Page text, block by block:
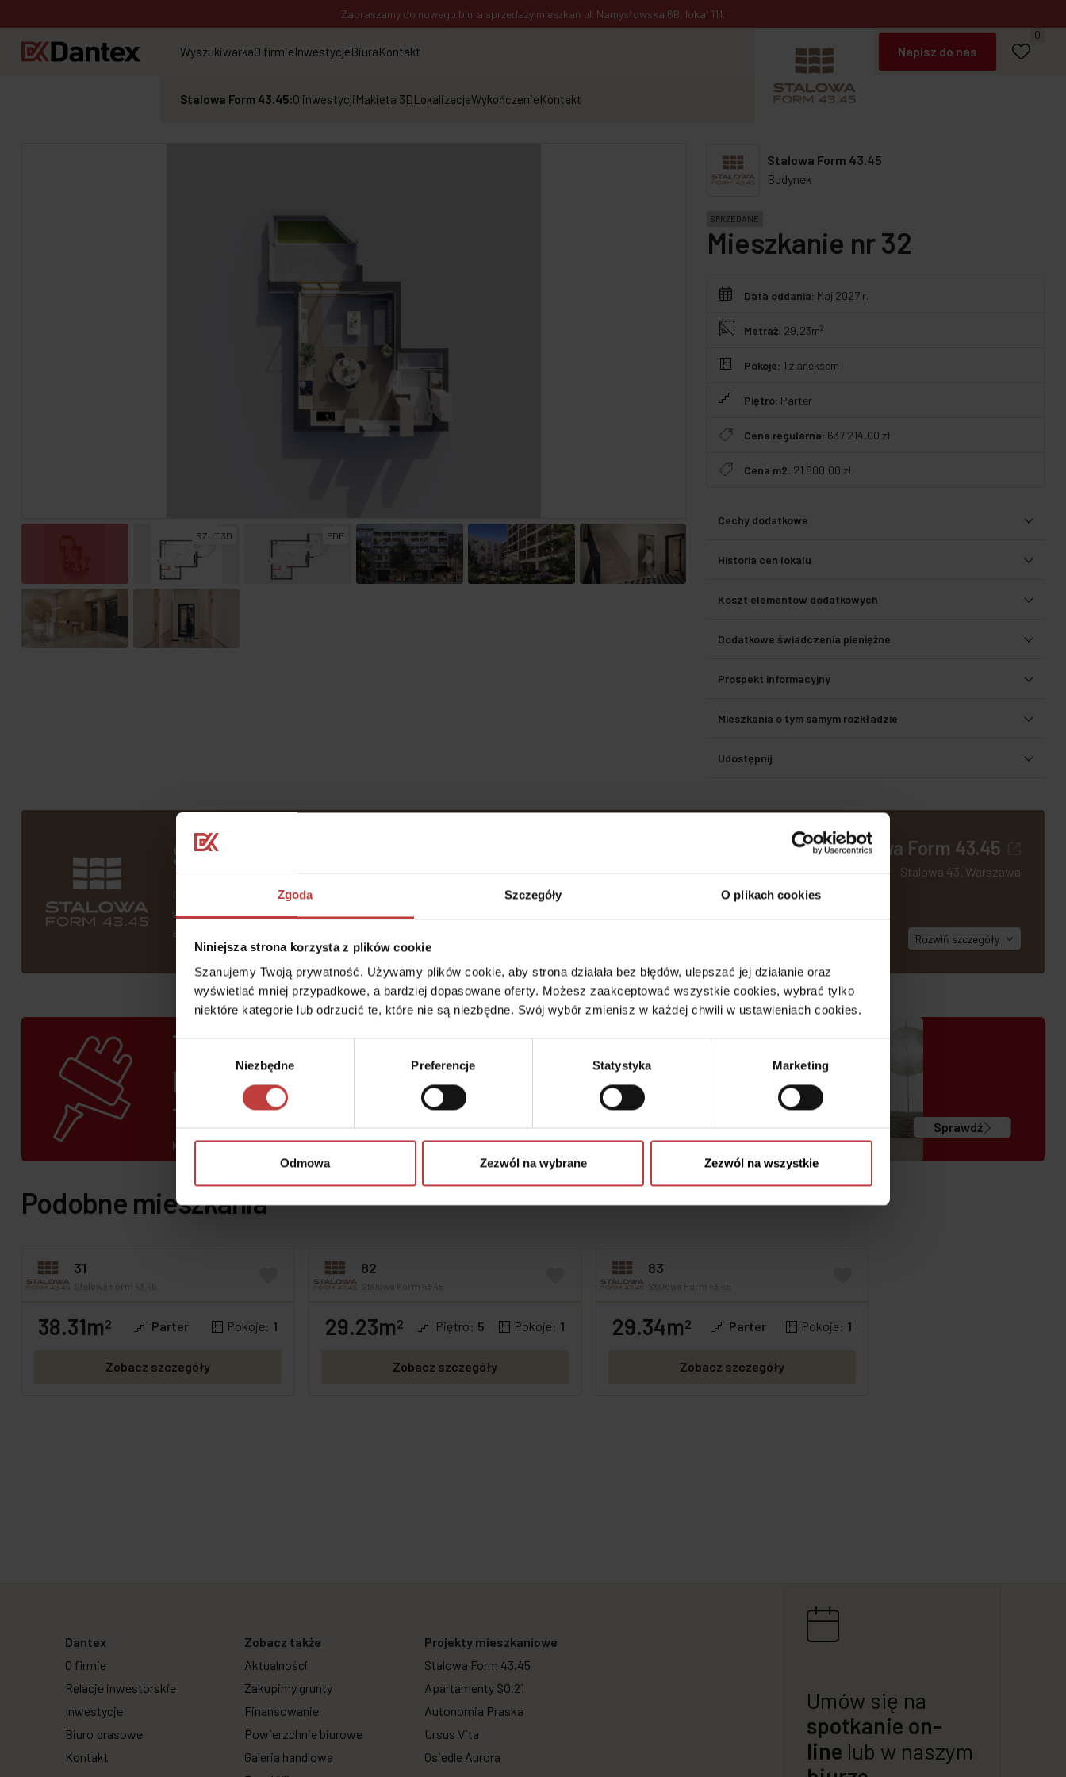
Zgoda Szczegóły O plikach cookies
Niniejsza strona korzysta z plików cookie
Szanujemy Twoją prywatność. Używamy plików cookie, aby strona działała bez błędów, ulepszać jej działanie oraz
wyświetlać mniej przypadkowe, a bardziej dopasowane oferty. Możesz zaakceptować wszystkie cookies, wybrać tylko
niektóre kategorie lub odrzucić te, które nie są niezbędne. Swój wybór zmienisz w każdej chwili w ustawieniach cookies.
Niezbędne Preferencje Statystyka Marketing
Odmowa Zezwól na wybrane Zezwól na wszystkie
Zapraszamy do nowego biura sprzedaży mieszkań ul. Namysłowska 6B, lokal 111.
WyszukiwarkaO firmieInwestycjeBiuraKontakt
Umów spotkanie
Napisz do nas
Zadzwoń
0
Stalowa Form 43.45:O inwestycjiMakieta 3DLokalizacjaWykończenieKontakt
RZUT 3D PDF
Stalowa Form 43.45
Budynek
SPRZEDANE
Mieszkanie nr 32
Data oddania: Maj 2027 r.
Metraż: 29,23m2
Pokoje: 1 z aneksem
Piętro: Parter
Cena regularna: 637 214,00 zł
Cena m2: 21 800,00 zł
Cechy dodatkowe
Historia cen lokalu
Koszt elementów dodatkowych
Dodatkowe świadczenia pieniężne
Prospekt informacyjny
Mieszkania o tym samym rozkładzie
Udostępnij
Stalowa Form 43.45
Inspiracją dla projektu inwestycji Stalowa Form 43.45 była historyczna zabudowa Pragi, gdzie solidne materiały i
wyrazista architektura nadaje unikalny charakter tej ulicy. W projekcie postawiono na elementy, które podkreślają
autentyczność i atmosferę tego miejsca.
Stalowa Form 43.45
Stalowa 43, Warszawa
Rozwiń szczegóły
To mieszkanie może być
przygotowane z myślą o Tobie
– zamów wykończenie.
Komfortową przestrzeń zaaranżujemy z troską o każdy szczegół.
Sprawdź
Podobne mieszkania
31
Stalowa Form 43.45
38.31m2 Parter Pokoje: 1
Zobacz szczegóły
82
Stalowa Form 43.45
29.23m2 Piętro: 5 Pokoje: 1
Zobacz szczegóły
83
Stalowa Form 43.45
29.34m2 Parter Pokoje: 1
Zobacz szczegóły
Dantex
O firmie
Relacje inwestorskie
Inwestycje
Biuro prasowe
Kontakt
Zobacz także
Aktualności
Zakupimy grunty
Finansowanie
Powierzchnie biurowe
Galeria handlowa
Projekty mieszkaniowe
Stalowa Form 43.45
Apartamenty SO.21
Autonomia Praska
Ursus Vita
Osiedle Aurora
Umów się na
spotkanie on-
line lub w naszym